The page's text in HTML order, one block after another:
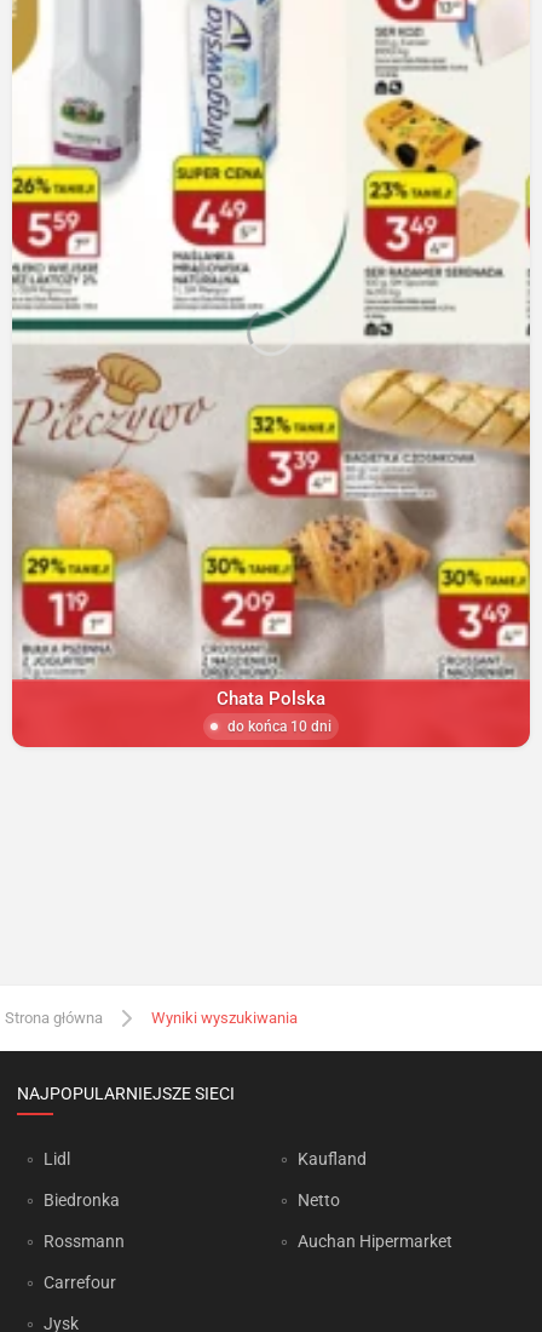
Chata Polska
do końca 10 dni
Strona główna Wyniki wyszukiwania
NAJPOPULARNIEJSZE SIECI
Lidl
Biedronka
Rossmann
Carrefour
Jysk
Kaufland
Netto
Auchan Hipermarket